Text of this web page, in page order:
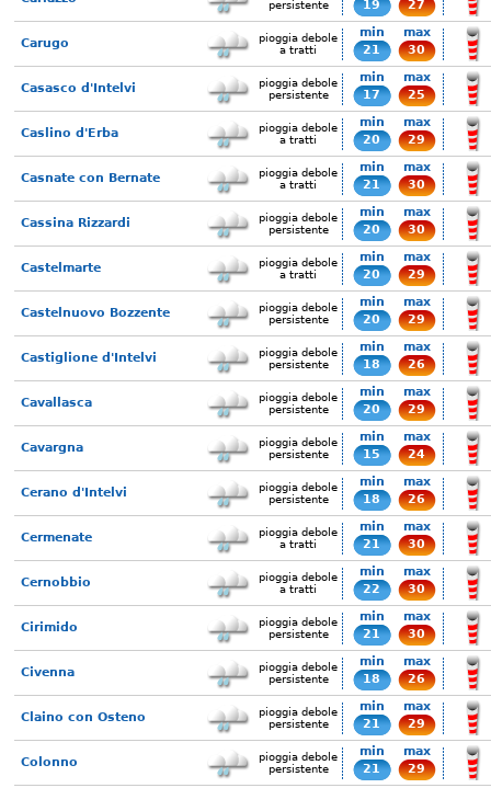
persistente 19 27
Carugo
pioggia debole
a tratti
min
21
max
30
Casasco d'Intelvi
pioggia debole
persistente
min
17
max
25
Caslino d'Erba
pioggia debole
a tratti
min
20
max
29
Casnate con Bernate
pioggia debole
a tratti
min
21
max
30
Cassina Rizzardi
pioggia debole
persistente
min
20
max
30
Castelmarte
pioggia debole
a tratti
min
20
max
29
Castelnuovo Bozzente
pioggia debole
persistente
min
20
max
29
Castiglione d'Intelvi
pioggia debole
persistente
min
18
max
26
Cavallasca
pioggia debole
persistente
min
20
max
29
Cavargna
pioggia debole
persistente
min
15
max
24
Cerano d'Intelvi
pioggia debole
persistente
min
18
max
26
Cermenate
pioggia debole
a tratti
min
21
max
30
Cernobbio
pioggia debole
a tratti
min
22
max
30
Cirimido
pioggia debole
persistente
min
21
max
30
Civenna
pioggia debole
persistente
min
18
max
26
Claino con Osteno
pioggia debole
persistente
min
21
max
29
Colonno
pioggia debole
persistente
min
21
max
29